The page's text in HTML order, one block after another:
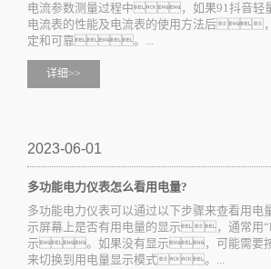
电流参数测量过程中，如果91抖音轻
电流表的性能及电流表的使用方法后
定和可靠。...
详细>>
2023-06-01
多功能电力仪表怎么看用电量?
多功能电力仪表可以通过以下步骤来查看用电
示屏幕上是否有用电量的显示，通常用
示。如果没有显示，可能需要按
来切换到用电量显示模式。...